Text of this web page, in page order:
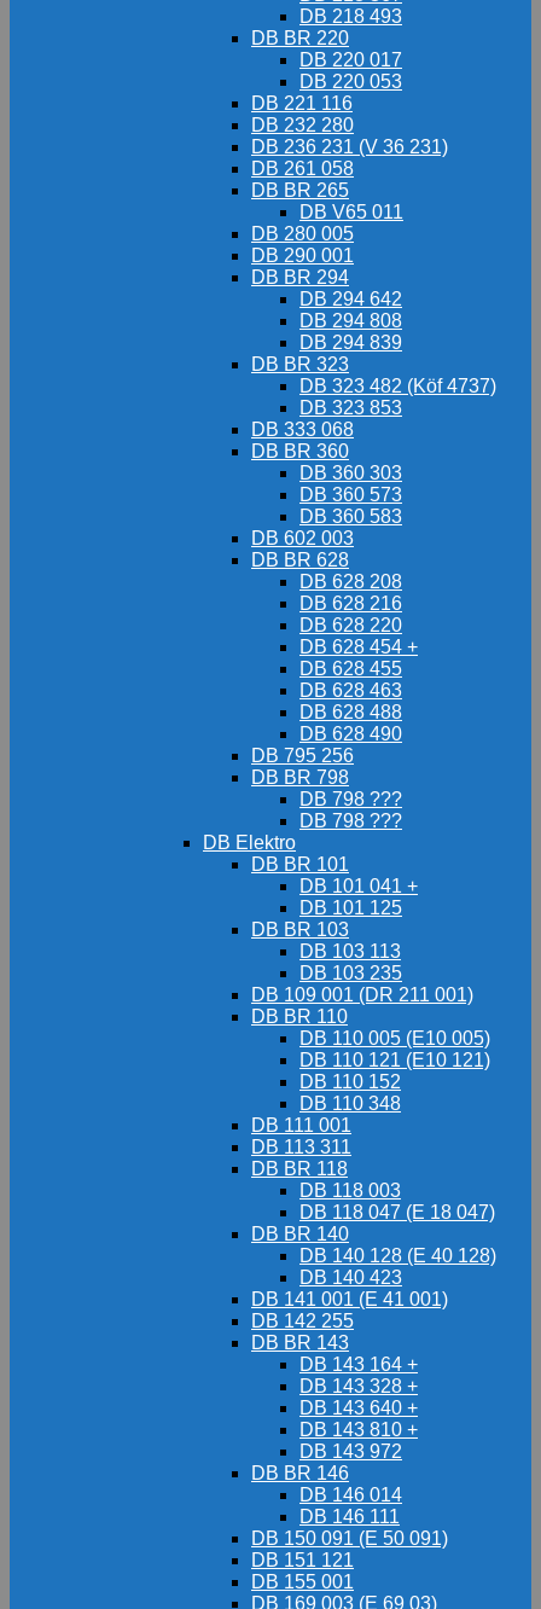
DB 218 493
DB BR 220
DB 220 017
DB 220 053
DB 221 116
DB 232 280
DB 236 231 (V 36 231)
DB 261 058
DB BR 265
DB V65 011
DB 280 005
DB 290 001
DB BR 294
DB 294 642
DB 294 808
DB 294 839
DB BR 323
DB 323 482 (Köf 4737)
DB 323 853
DB 333 068
DB BR 360
DB 360 303
DB 360 573
DB 360 583
DB 602 003
DB BR 628
DB 628 208
DB 628 216
DB 628 220
DB 628 454 +
DB 628 455
DB 628 463
DB 628 488
DB 628 490
DB 795 256
DB BR 798
DB 798 ???
DB 798 ???
DB Elektro
DB BR 101
DB 101 041 +
DB 101 125
DB BR 103
DB 103 113
DB 103 235
DB 109 001 (DR 211 001)
DB BR 110
DB 110 005 (E10 005)
DB 110 121 (E10 121)
DB 110 152
DB 110 348
DB 111 001
DB 113 311
DB BR 118
DB 118 003
DB 118 047 (E 18 047)
DB BR 140
DB 140 128 (E 40 128)
DB 140 423
DB 141 001 (E 41 001)
DB 142 255
DB BR 143
DB 143 164 +
DB 143 328 +
DB 143 640 +
DB 143 810 +
DB 143 972
DB BR 146
DB 146 014
DB 146 111
DB 150 091 (E 50 091)
DB 151 121
DB 155 001
DB 169 003 (E 69 03)